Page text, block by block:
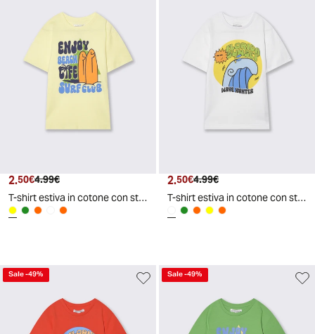
Prezzo attuale
2.50€ Prezzo originale
4.99€
T-shirt estiva in cotone con stampa - Giallo
Prezzo attuale
2.50€ Prezzo originale
4.99€
T-shirt estiva in cotone con stampa - Bianco
Sale-49% Sale-49%